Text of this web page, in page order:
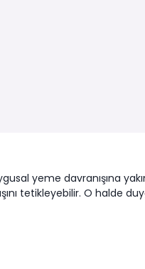
yeme davranışına
tetikleyebilir. O halde